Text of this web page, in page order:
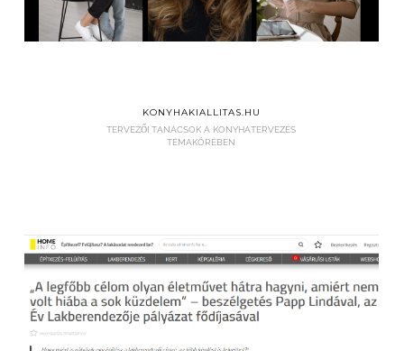
KONYHAKIALLITAS.HU
TERVEZŐI TANÁCSOK A KONYHATERVEZÉS
TÉMAKÖRÉBEN